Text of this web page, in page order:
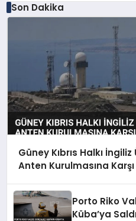
Son Dakika
Güney Kıbrıs Halkı
Anten Kurulmasına Karşı
Porto Riko
Küba’ya